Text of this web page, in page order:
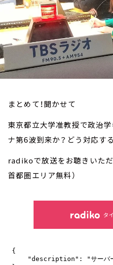
まとめて！聞かせて
東京都立大学准教授で政治
ナ第6波到来か？どう対応す
radikoで放送をお聴きいた
首都圏エリア無料）
タ